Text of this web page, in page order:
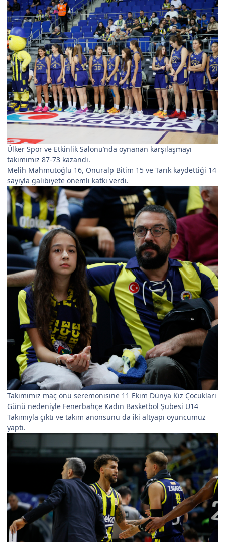
Ülker Spor ve Etkinlik Salonu’nda oynanan karşılaşmayı
takımımız 87-73 kazandı.
Melih Mahmutoğlu 16, Onuralp Bitim 15 ve Tarık kaydettiği 14
sayıyla galibiyete önemli katkı verdi.
Takımımız maç önü seremonisine 11 Ekim Dünya Kız Çocukları
Günü nedeniyle Fenerbahçe Kadın Basketbol Şubesi U14
Takımıyla çıktı ve takım anonsunu da iki altyapı oyuncumuz
yaptı.